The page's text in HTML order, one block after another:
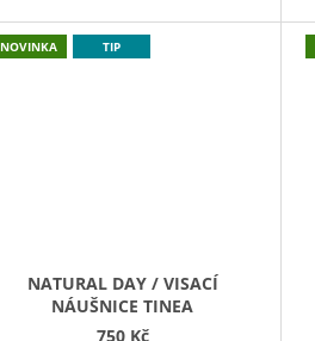
NOVINKA TIP
NATURAL DAY / VISACÍ
NÁUŠNICE TINEA
750 Kč